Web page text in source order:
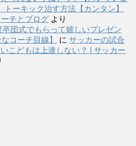
トーキック治す方法【カンタン】
チとブログ より
卒団式でもらって嬉しいプレゼン
コーチ目線】
に サッカーの試合
こどもは上達しない？ | サッカー